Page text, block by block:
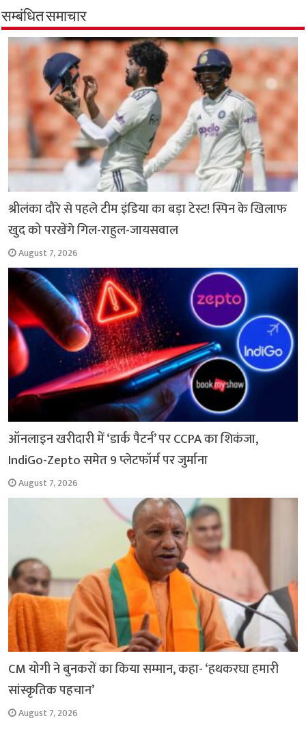
b
o
o
s
A
p
p
t
e
r
r
a
m
i
n
k
सम्बंधित समाचार
श्रीलंका दौरे से पहले टीम इंडिया का बड़ा टेस्ट! स्पिन के खिलाफ
खुद को परखेंगे गिल-राहुल-जायसवाल
August 7, 2026
ऑनलाइन खरीदारी में ‘डार्क पैटर्न’ पर CCPA का शिकंजा,
IndiGo-Zepto समेत 9 प्लेटफॉर्म पर जुर्माना
August 7, 2026
CM योगी ने बुनकरों का किया सम्मान, कहा- ‘हथकरघा हमारी
सांस्कृतिक पहचान’
August 7, 2026